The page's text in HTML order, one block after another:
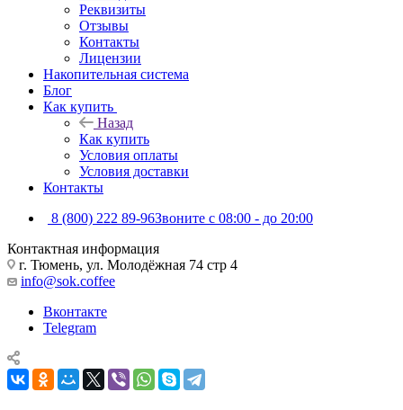
Реквизиты
Отзывы
Контакты
Лицензии
Накопительная система
Блог
Как купить
Назад
Как купить
Условия оплаты
Условия доставки
Контакты
8 (800) 222 89-96Звоните с 08:00 - до 20:00
Контактная информация
г. Тюмень, ул. Молодёжная 74 стр 4
info@sok.coffee
Вконтакте
Telegram